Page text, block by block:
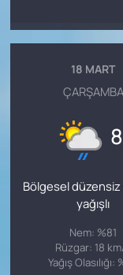
18 MART
ÇARŞAMBA
8
Bölgesel
yağışlı
Nem: %81
Rüzgar: 18
Yağış Olasılığı: